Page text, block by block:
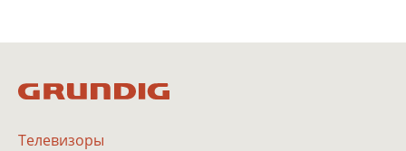
Телевизоры